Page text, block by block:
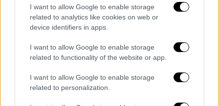
I want to allow Google to enable storage
related to analytics like cookies on web or
device identifiers in apps.
I want to allow Google to enable storage
related to functionality of the website or app.
I want to allow Google to enable storage
related to personalization.
Κόσμος|03.12.2025 22:07